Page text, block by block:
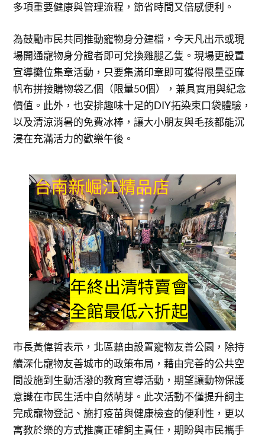
多項重要健康與管理流程，節省時間又倍感便利。
為鼓勵市民共同推動寵物身分建檔，今天凡出示或現
場開通寵物身分證者即可兌換雞腿乙隻。現場更設置
宣導攤位集章活動，只要集滿印章即可獲得限量亞麻
帆布拼接購物袋乙個（限量50個），兼具實用與紀念
價值。此外，也安排趣味十足的DIY拓染束口袋體驗，
以及清涼消暑的免費冰棒，讓大小朋友與毛孩都能沉
浸在充滿活力的歡樂午後。
市長黃偉哲表示，北區藉由設置寵物友善公園，除持
續深化寵物友善城市的政策布局，藉由完善的公共空
間設施到生動活潑的教育宣導活動，期望讓動物保護
意識在市民生活中自然萌芽。此次活動不僅提升飼主
完成寵物登記、施打疫苗與健康檢查的便利性，更以
寓教於樂的方式推廣正確飼主責任，期盼與市民攜手